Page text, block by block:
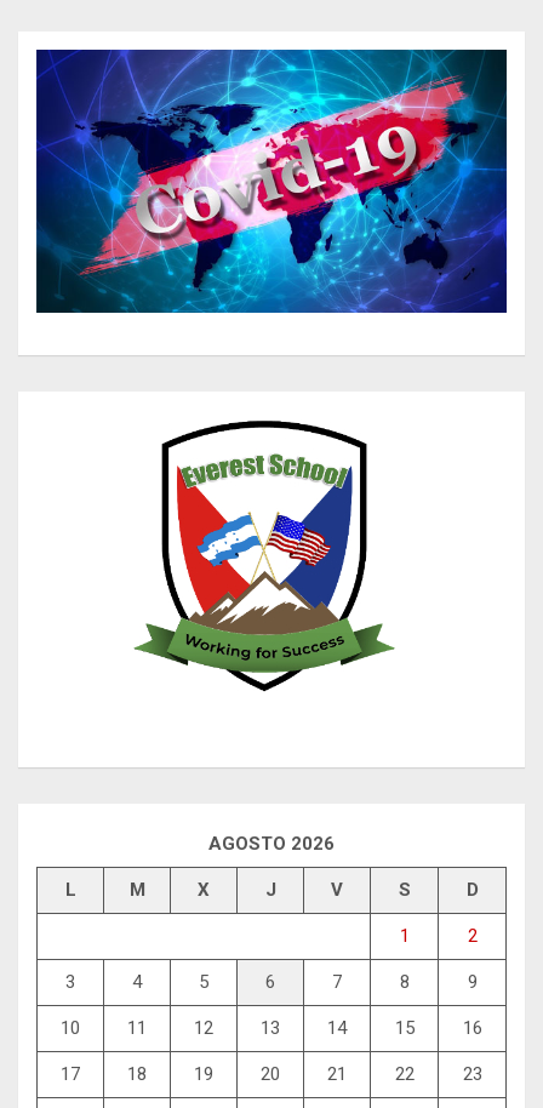
AGOSTO 2026
L M X J V S D
1 2
3 4 5 6 7 8 9
10 11 12 13 14 15 16
17 18 19 20 21 22 23